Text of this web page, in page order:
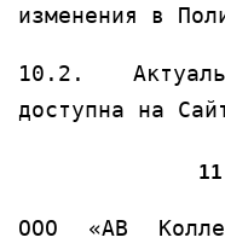
изменения в
10.2.
доступна на
ООО «АВ